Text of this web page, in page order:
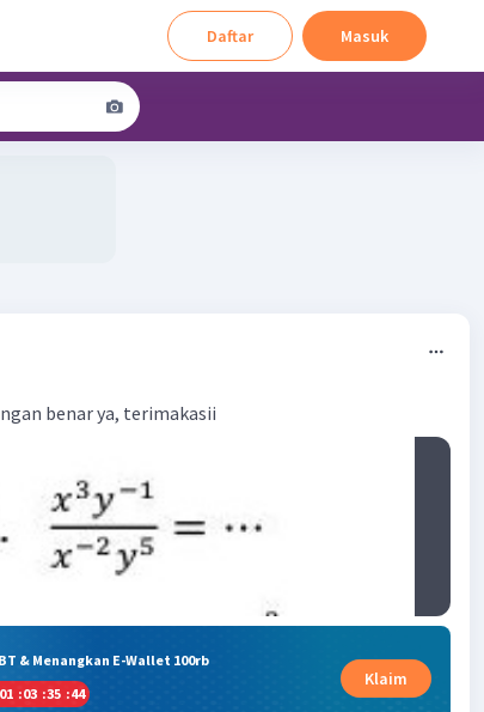
Daftar Masuk
benar ya, terimakasii
& Menangkan E-Wallet 100rb
01 :03 :35 :43
Klaim